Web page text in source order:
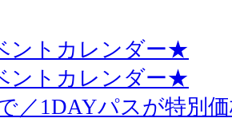
ントカレンダー★
ントカレンダー★
／1DAYパスが特別